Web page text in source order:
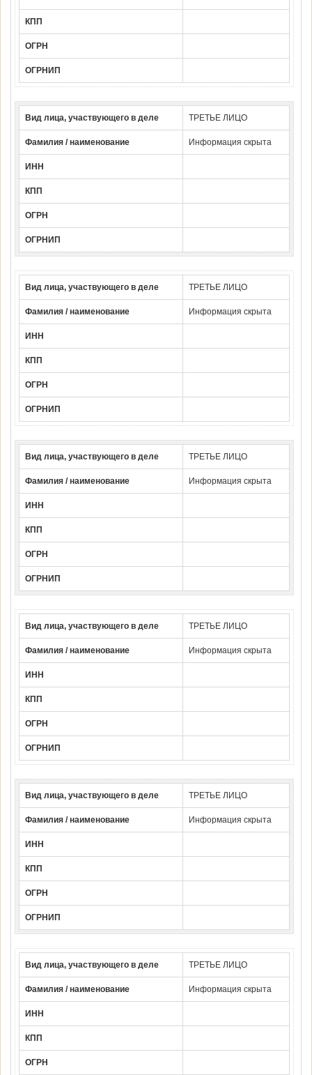
КПП
ОГРН
ОГРНИП
Вид лица, участвующего в деле ТРЕТЬЕ ЛИЦО
Фамилия / наименование Информация скрыта
ИНН
КПП
ОГРН
ОГРНИП
Вид лица, участвующего в деле ТРЕТЬЕ ЛИЦО
Фамилия / наименование Информация скрыта
ИНН
КПП
ОГРН
ОГРНИП
Вид лица, участвующего в деле ТРЕТЬЕ ЛИЦО
Фамилия / наименование Информация скрыта
ИНН
КПП
ОГРН
ОГРНИП
Вид лица, участвующего в деле ТРЕТЬЕ ЛИЦО
Фамилия / наименование Информация скрыта
ИНН
КПП
ОГРН
ОГРНИП
Вид лица, участвующего в деле ТРЕТЬЕ ЛИЦО
Фамилия / наименование Информация скрыта
ИНН
КПП
ОГРН
ОГРНИП
Вид лица, участвующего в деле ТРЕТЬЕ ЛИЦО
Фамилия / наименование Информация скрыта
ИНН
КПП
ОГРН